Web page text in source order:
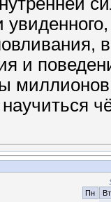
и
Пн
Вт